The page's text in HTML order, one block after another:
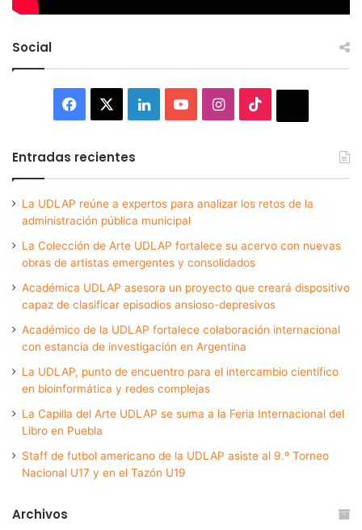
Social
Facebook LinkedInYouTubeInstagram
Entradas recientes
La UDLAP reúne a expertos para analizar los retos de la
administración pública municipal
La Colección de Arte UDLAP fortalece su acervo con nuevas
obras de artistas emergentes y consolidados
Académica UDLAP asesora un proyecto que creará dispositivo
capaz de clasificar episodios ansioso-depresivos
Académico de la UDLAP fortalece colaboración internacional
con estancia de investigación en Argentina
La UDLAP, punto de encuentro para el intercambio científico
en bioinformática y redes complejas
La Capilla del Arte UDLAP se suma a la Feria Internacional del
Libro en Puebla
Staff de futbol americano de la UDLAP asiste al 9.º Torneo
Nacional U17 y en el Tazón U19
Archivos